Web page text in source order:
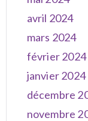
avril 2024
mars 2024
février 2024
janvier 2024
décembre
novembre